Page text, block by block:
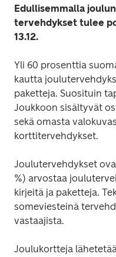
Edullisemmalla
tervehdykset tulee
13.12.
Yli 60 prosenttia
kautta
paketteja. Suosituin
Joukkoon sisältyvät
sekä omasta
korttitervehdykset.
Joulutervehdykset
%) arvostaa
kirjeitä ja paketteja.
someviesteinä
vastaajista.
Joulukortteja